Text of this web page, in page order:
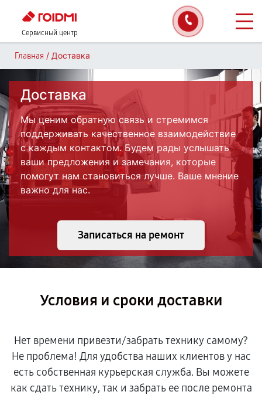
Сервисный центр
Главная / Доставка
Доставка
Мы ценим обратную связь и стремимся
поддерживать качественное взаимодействие
с каждым контактом. Будем рады услышать
ваши предложения и замечания, которые
помогут нам становиться лучше. Ваше мнение
важно для нас.
Записаться на ремонт
Условия и сроки доставки
Нет времени привезти/забрать технику самому?
Не проблема! Для удобства наших клиентов у нас
есть собственная курьерская служба. Вы можете
как сдать технику, так и забрать ее после ремонта